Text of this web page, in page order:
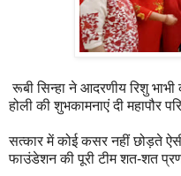
रूबी सिन्हा ने आदरणीय रिशु
होली की शुभकामनाएं दी महापौर
सत्कार में कोई कसर नहीं छोड़ते
फाउंडेशन की पूरी टीम शत-शत